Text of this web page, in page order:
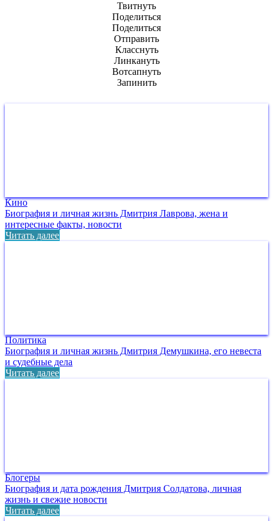
Твитнуть
Поделиться
Поделиться
Отправить
Класснуть
Линкануть
Вотсапнуть
Запинить
Кино
Биография и личная жизнь Дмитрия Лаврова, жена и
интересные факты, новости
Читать далее
Политика
Биография и личная жизнь Дмитрия Демушкина, его невеста
и судебные дела
Читать далее
Блогеры
Биография и дата рождения Дмитрия Солдатова, личная
жизнь и свежие новости
Читать далее